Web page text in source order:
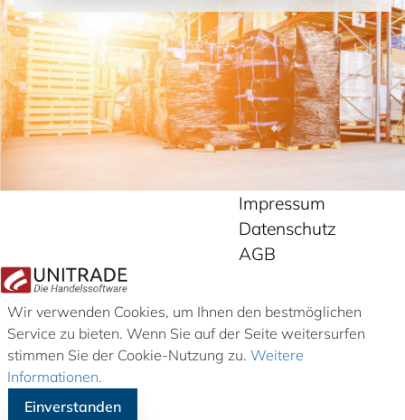
Impressum
Datenschutz
AGB
Wir verwenden Cookies, um Ihnen den bestmöglichen
Service zu bieten. Wenn Sie auf der Seite weitersurfen
stimmen Sie der Cookie-Nutzung zu. Weitere
Informationen.
Einverstanden